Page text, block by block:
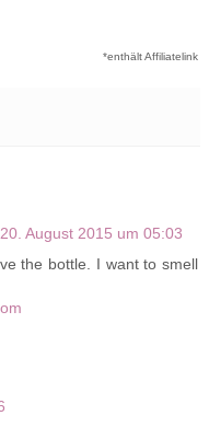
*enthält Affiliatelink
20. August 2015 um 05:03
the bottle. I want to smell